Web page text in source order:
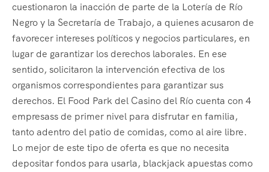
cuestionaron la inacción de parte de la Lotería de Río
Negro y la Secretaría de Trabajo, a quienes acusaron de
favorecer intereses políticos y negocios particulares, en
lugar de garantizar los derechos laborales. En ese
sentido, solicitaron la intervención efectiva de los
organismos correspondientes para garantizar sus
derechos. El Food Park del Casino del Río cuenta con 4
empresass de primer nivel para disfrutar en familia,
tanto adentro del patio de comidas, como al aire libre.
Lo mejor de este tipo de oferta es que no necesita
depositar fondos para usarla, blackjack apuestas como